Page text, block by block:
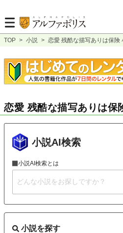
TOP > 小説 > 恋愛 残酷な描写ありは保険
恋愛 残酷な描写ありは保
小説AI検索
小説AI検索とは
小説を探す